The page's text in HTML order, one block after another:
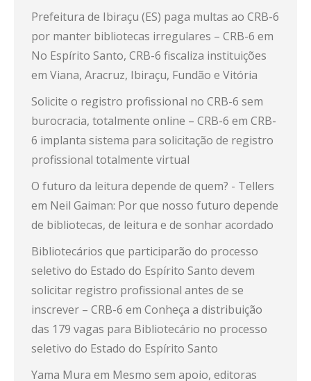
Prefeitura de Ibiraçu (ES) paga multas ao CRB-6
por manter bibliotecas irregulares – CRB-6 em
No Espírito Santo, CRB-6 fiscaliza instituições
em Viana, Aracruz, Ibiraçu, Fundão e Vitória
Solicite o registro profissional no CRB-6 sem
burocracia, totalmente online – CRB-6 em CRB-
6 implanta sistema para solicitação de registro
profissional totalmente virtual
O futuro da leitura depende de quem? - Tellers
em Neil Gaiman: Por que nosso futuro depende
de bibliotecas, de leitura e de sonhar acordado
Bibliotecários que participarão do processo
seletivo do Estado do Espírito Santo devem
solicitar registro profissional antes de se
inscrever – CRB-6 em Conheça a distribuição
das 179 vagas para Bibliotecário no processo
seletivo do Estado do Espírito Santo
Yama Mura em Mesmo sem apoio, editoras